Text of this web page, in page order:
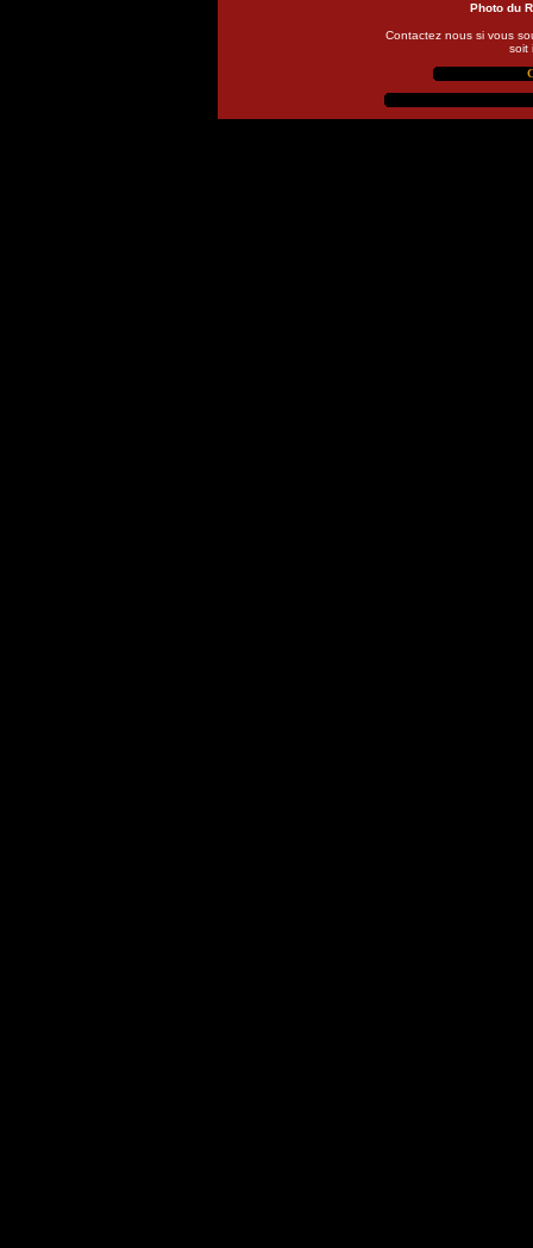
Photo du
Contactez nous si vous
soit